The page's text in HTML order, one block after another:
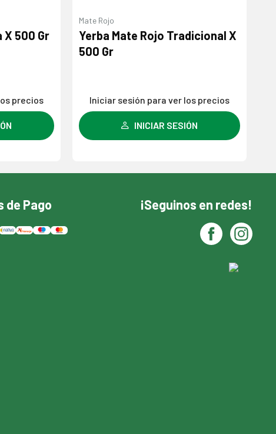
Agregar
X 500 Gr
precios
Agregar
Mate Rojo
Yerba Mate Rojo Tradicional X
500 Gr
Iniciar sesión para ver los precios
INICIAR SESIÓN
de Pago ¡Seguinos en redes!